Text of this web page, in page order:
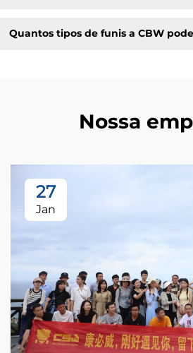
Quantos tipos de funis a CBW
Nossa
27
Jan